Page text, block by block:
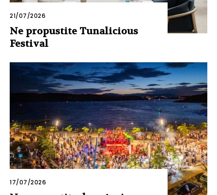
21/07/2026
Ne propustite Tunalicious
Festival
17/07/2026